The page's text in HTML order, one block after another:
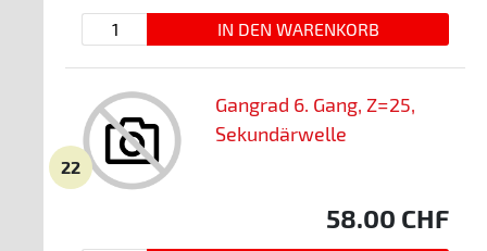
22
Gangrad 6. Gang, Z=25,
Sekundärwelle
58.00 CHF